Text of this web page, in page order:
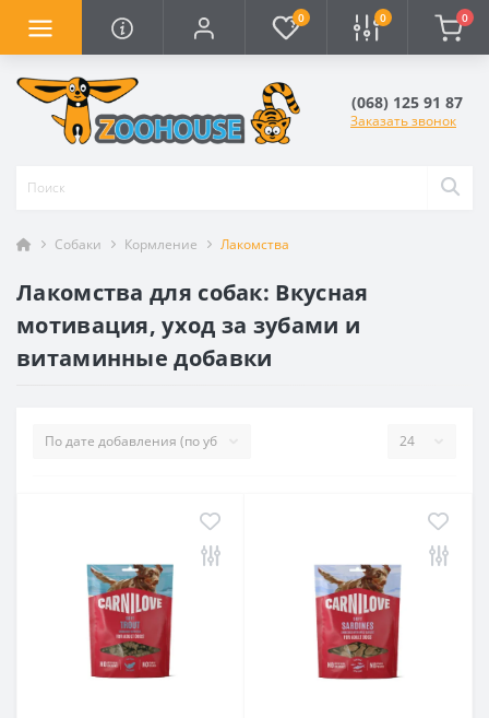
0 0 0
(068) 125 91 87
Заказать звонок
Собаки Кормление Лакомства
Лакомства для собак: Вкусная
мотивация, уход за зубами и
витаминные добавки